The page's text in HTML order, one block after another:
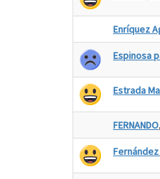
Enríquez
Espinosa
Estrada
FERNANDO